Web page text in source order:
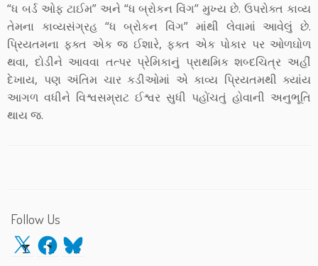
“ધ બર્ડ ઓફ ટાઈમ” અને “ધ બ્રોકન વિંગ” મુખ્ય છે. ઉપરોક્ત કાવ્ય
તેમના કાવ્યસંગ્રહ “ધ બ્રોકન વિંગ” માંથી લેવામાં આવેલું છે.
પ્રિયતમના ફક્ત એક જ ઈશારે, ફક્ત એક પોકાર પર ઓળઘોળ
થવા, દોડીને આવવા તત્પર પ્રેમિકાનું પ્રાથમિક શબ્દચિત્ર અહીં
દેખાય, પણ અંતિમ ચાર કડીઓમાં એ કાવ્ય પ્રિયતમથી ક્યાંય
આગળ વધીને વિશ્વસમ્રાટ ઈશ્વર સુધી પહોંચતું હોવાની અનુભૂતિ
થાય જ.
Follow Us
X Facebook
Bluesky